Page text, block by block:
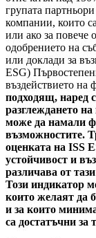
групата
компании, които
или ако за повече
одобрението на
или доклади за
ESG)
въздействието на
подходящ, наред
разглеждането
може да намали
възможностите.
оценката на ISS
устойчивост и
различава от
Този индикатор
които желаят да
и за които
са достатъчни за